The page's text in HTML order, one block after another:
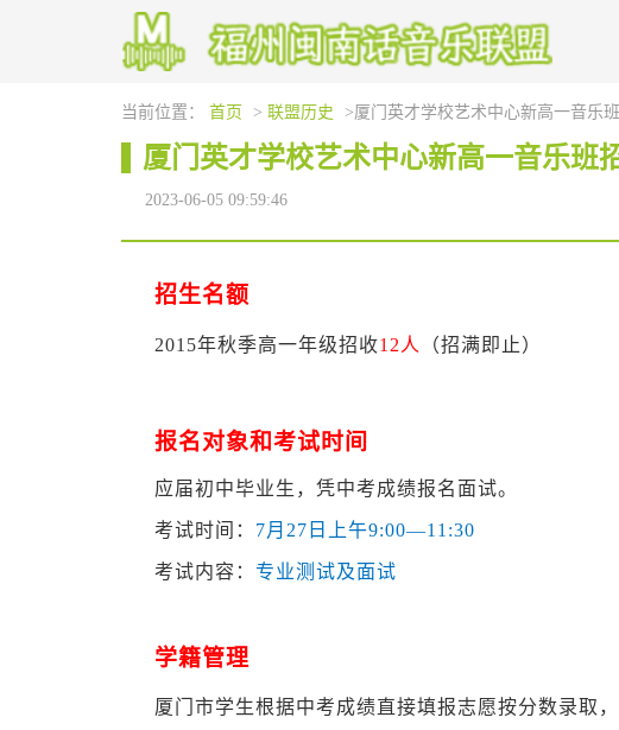
当前位置： 首页 > 联盟历史 >厦门英才学校艺术中心新高一音乐
厦门英才学校艺术中心新高一音乐班
2023-06-05 09:59:46
招生名额
2015年秋季高一年级招收12 人 （招满即止）
报名对象和考试时间
应届初中毕业生，凭中考成绩报名面试。
考试时间： 7月 27 日上午9:00—11:30
考试内容： 专业测试及面试
学籍管理
厦门市学生根据中考成绩直接填报志愿按分数录取，